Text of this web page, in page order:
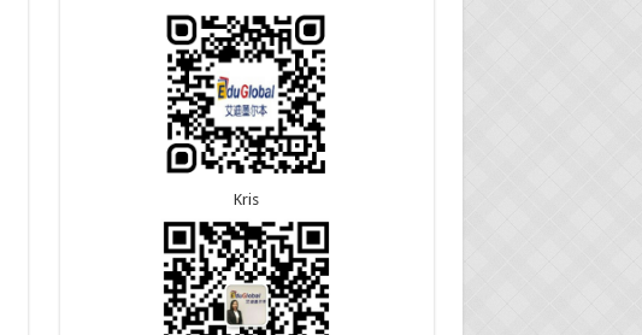
8.5恭喜江苏的杨女士190技术移民签证顺利下签！
8.3恭喜黑龙江的刘女士864父母签证顺利下签！
8.3恭喜天津的陈同学和妈妈590+500学生签证顺利
7.9恭喜广东的喻同学500学生签证顺利下签！
7.8恭喜黑龙江的刘女士600旅游签证顺利下签，三年
7.7恭喜北京的王先生和孩子600旅游签证顺利下签，
三年多次往返！
Kris